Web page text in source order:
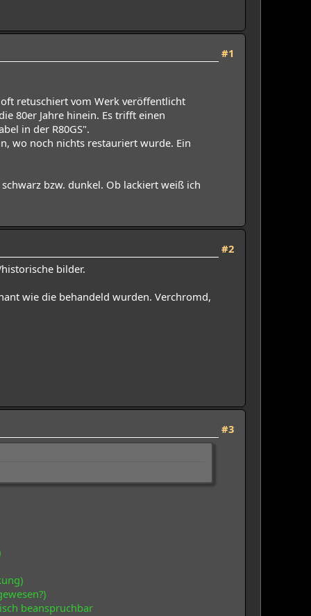
#1
retuschiert vom Werk veröffentlicht
80er Jahre hinein. Es trifft einen
in der R80GS".
wo noch nichts restauriert wurde. Ein
bzw. dunkel. Ob lackiert weiß ich
#2
bilder.
wie die behandeld wurden. Verchromd,
#3
beanspruchbar